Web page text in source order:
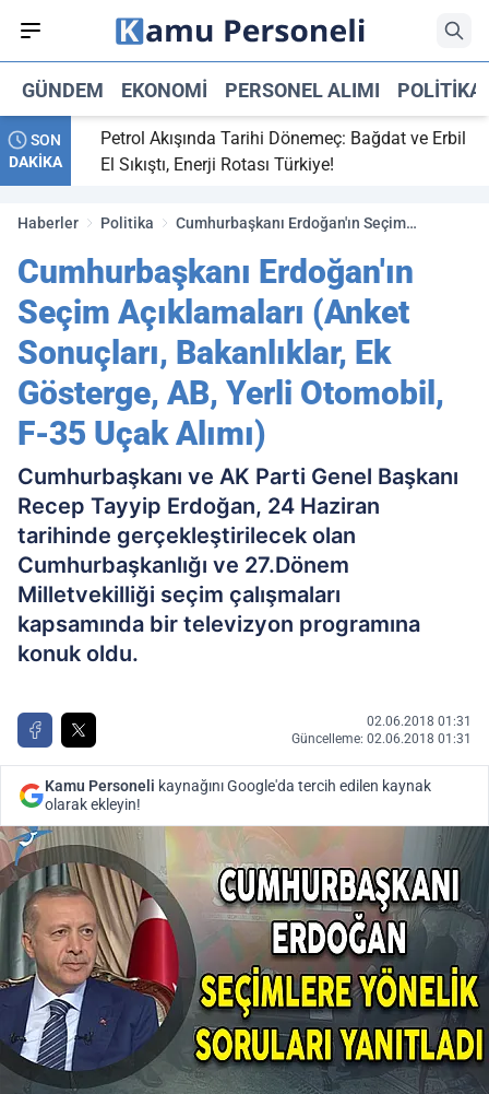
GÜNDEM EKONOMI PERSONEL ALIMI POLITIKA
SON
DAKİKA
Petrol Akışında Tarihi Dönemeç: Bağdat ve Erbil
El Sıkıştı, Enerji Rotası Türkiye!
Haberler Politika
Cumhurbaşkanı Erdoğan'ın Seçim
Ek Gösterge, AB, Yerli Otomobil, F-35 Uçak
Alımı)
Cumhurbaşkanı Erdoğan'ın
Seçim Açıklamaları (Anket
Sonuçları, Bakanlıklar, Ek
Gösterge, AB, Yerli Otomobil,
F-35 Uçak Alımı)
Cumhurbaşkanı ve AK Parti Genel Başkanı
Recep Tayyip Erdoğan, 24 Haziran
tarihinde gerçekleştirilecek olan
Cumhurbaşkanlığı ve 27.Dönem
Milletvekilliği seçim çalışmaları
kapsamında bir televizyon programına
konuk oldu.
02.06.2018 01:31
Güncelleme: 02.06.2018 01:31
Kamu Personeli kaynağını Google'da tercih edilen kaynak
olarak ekleyin!